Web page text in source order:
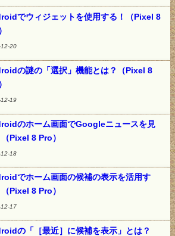
でウィジェットを使用する！（Pixel 8
20
の謎の「選択」機能とは？（Pixel 8
19
のホーム画面でGoogleニュースを見
Pixel 8 Pro）
12-18
でホーム画面の候補の表示を活用す
Pixel 8 Pro）
17
の「［最近］に候補を表示」とは？